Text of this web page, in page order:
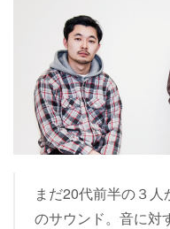
まだ20代前半の３
のサウンド。音に対